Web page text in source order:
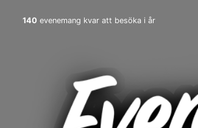
140 evenemang kvar att besöka i år